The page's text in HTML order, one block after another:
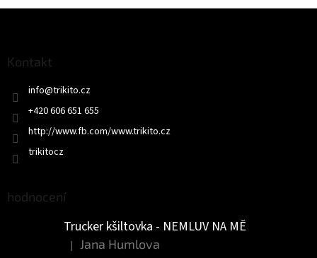
Kontakt
info@trikito.cz
+420 606 651 655
http://www.fb.com/www.trikito.cz
trikitocz
hodnocení
Trucker kšiltovka - NEMLUV NA MĚ
Hodnocení produktu je 5 z 5 hvězdiček.
| Jana Humlova